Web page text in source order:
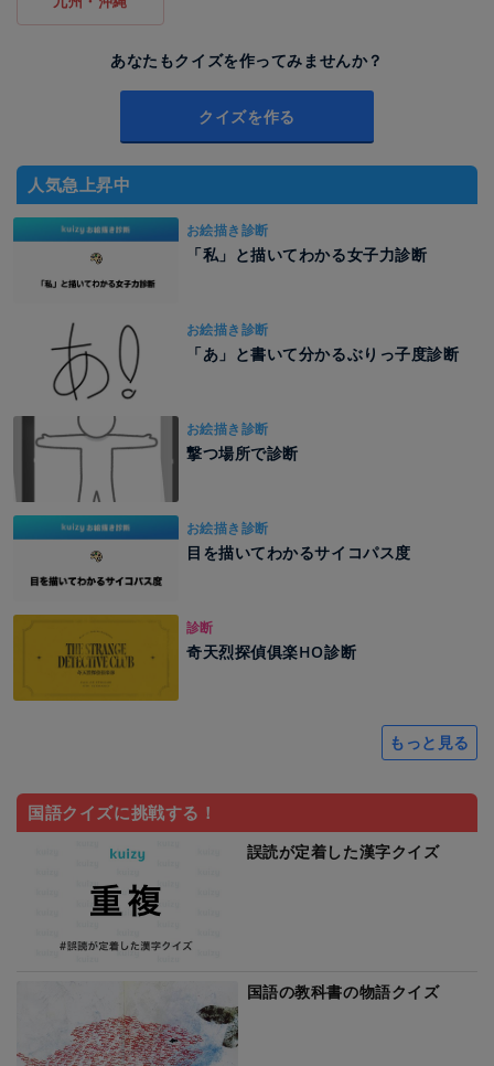
あなたもクイズを作ってみませんか？
クイズを作る
人気急上昇中
お絵描き診断
「私」と描いてわかる女子力診断
お絵描き診断
「あ」と書いて分かるぶりっ子度診断
お絵描き診断
撃つ場所で診断
お絵描き診断
目を描いてわかるサイコパス度
診断
奇天烈探偵俱楽HO診断
もっと見る
国語クイズに挑戦する！
誤読が定着した漢字クイズ
国語の教科書の物語クイズ